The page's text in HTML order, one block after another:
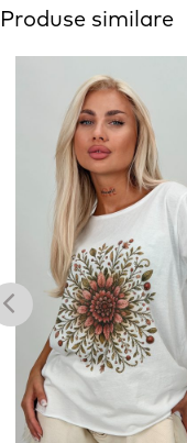
Produse similare